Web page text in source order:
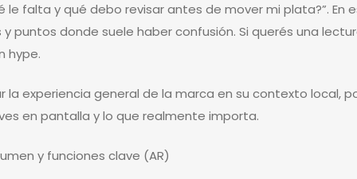
le falta y qué debo revisar antes de mover mi plata?”.
puntos donde suele haber confusión. Si querés una
hype.
la experiencia general de la marca en su contexto local,
en pantalla y lo que realmente importa.